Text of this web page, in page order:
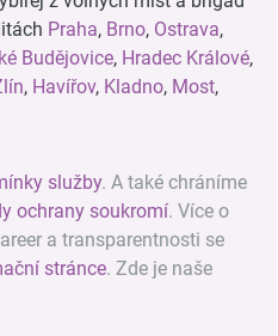
Praha, Brno, Ostrava,
Budějovice, Hradec Králové,
, Havířov, Kladno, Most,
služby. A také chráníme
ochrany soukromí. Více o
a transparentnosti se
stránce. Zde je naše